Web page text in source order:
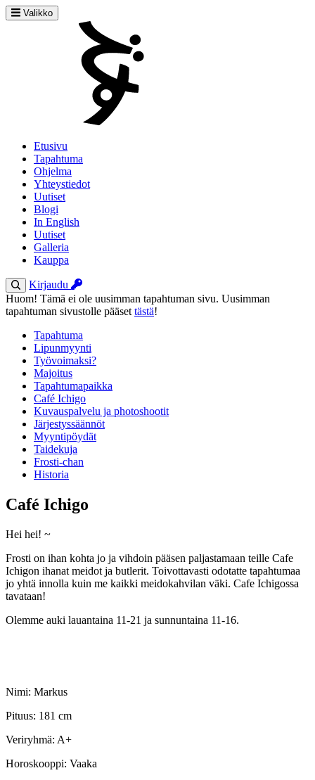
Valikko
Etusivu
Tapahtuma
Ohjelma
Yhteystiedot
Uutiset
Blogi
In English
Uutiset
Galleria
Kauppa
Kirjaudu
Huom! Tämä ei ole uusimman tapahtuman sivu. Uusimman
tapahtuman sivustolle pääset tästä!
Tapahtuma
Lipunmyynti
Työvoimaksi?
Majoitus
Tapahtumapaikka
Café Ichigo
Kuvauspalvelu ja photoshootit
Järjestyssäännöt
Myyntipöydät
Taidekuja
Frosti-chan
Historia
Café Ichigo
Hei hei! ~
Frosti on ihan kohta jo ja vihdoin pääsen paljastamaan teille Cafe
Ichigon ihanat meidot ja butlerit. Toivottavasti odotatte tapahtumaa
jo yhtä innolla kuin me kaikki meidokahvilan väki. Cafe Ichigossa
tavataan!
Olemme auki lauantaina 11-21 ja sunnuntaina 11-16.
Nimi: Markus
Pituus: 181 cm
Veriryhmä: A+
Horoskooppi: Vaaka